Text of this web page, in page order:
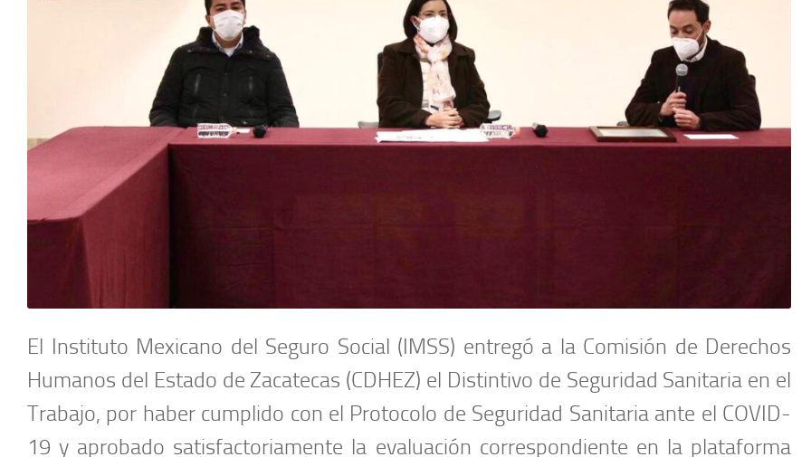
El Instituto Mexicano del Seguro Social (IMSS) entregó a la Comisión de Derechos
Humanos del Estado de Zacatecas (CDHEZ) el Distintivo de Seguridad Sanitaria en el
Trabajo, por haber cumplido con el Protocolo de Seguridad Sanitaria ante el COVID-
19 y aprobado satisfactoriamente la evaluación correspondiente en la plataforma